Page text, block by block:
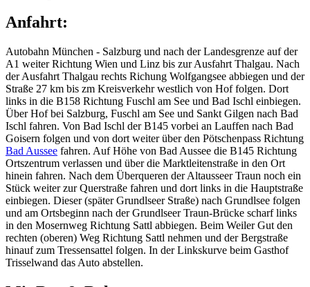
Anfahrt:
Autobahn München - Salzburg und nach der Landesgrenze auf der
A1 weiter Richtung Wien und Linz bis zur Ausfahrt Thalgau. Nach
der Ausfahrt Thalgau rechts Richung Wolfgangsee abbiegen und der
Straße 27 km bis zm Kreisverkehr westlich von Hof folgen. Dort
links in die B158 Richtung Fuschl am See und Bad Ischl einbiegen.
Über Hof bei Salzburg, Fuschl am See und Sankt Gilgen nach Bad
Ischl fahren. Von Bad Ischl der B145 vorbei an Lauffen nach Bad
Goisern folgen und von dort weiter über den Pötschenpass Richtung
Bad Aussee fahren. Auf Höhe von Bad Aussee die B145 Richtung
Ortszentrum verlassen und über die Marktleitenstraße in den Ort
hinein fahren. Nach dem Überqueren der Altausseer Traun noch ein
Stück weiter zur Querstraße fahren und dort links in die Hauptstraße
einbiegen. Dieser (später Grundlseer Straße) nach Grundlsee folgen
und am Ortsbeginn nach der Grundlseer Traun-Brücke scharf links
in den Mosernweg Richtung Sattl abbiegen. Beim Weiler Gut den
rechten (oberen) Weg Richtung Sattl nehmen und der Bergstraße
hinauf zum Tressensattel folgen. In der Linkskurve beim Gasthof
Trisselwand das Auto abstellen.